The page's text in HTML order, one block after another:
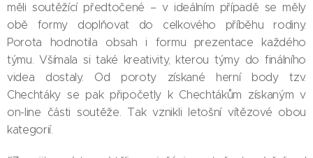
měli soutěžící předtočené – v ideálním případě se měly
obě formy doplňovat do celkového příběhu rodiny.
Porota hodnotila obsah i formu prezentace každého
týmu. Všímala si také kreativity, kterou týmy do finálního
videa dostaly. Od poroty získané herní body tzv.
Chechtáky se pak připočetly k Chechtákům získaným v
on-line části soutěže. Tak vznikli letošní vítězové obou
kategorií.